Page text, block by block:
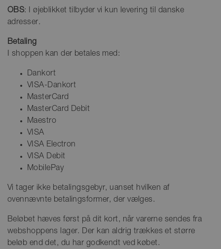
OBS: I øjeblikket tilbyder vi kun levering til danske
adresser.
Betaling
I shoppen kan der betales med:
Dankort
VISA-Dankort
MasterCard
MasterCard Debit
Maestro
VISA
VISA Electron
VISA Debit
MobilePay
Vi tager ikke betalingsgebyr, uanset hvilken af
ovennævnte betalingsformer, der vælges.
Beløbet hæves først på dit kort, når varerne sendes fra
webshoppens lager. Der kan aldrig trækkes et større
beløb end det, du har godkendt ved købet.